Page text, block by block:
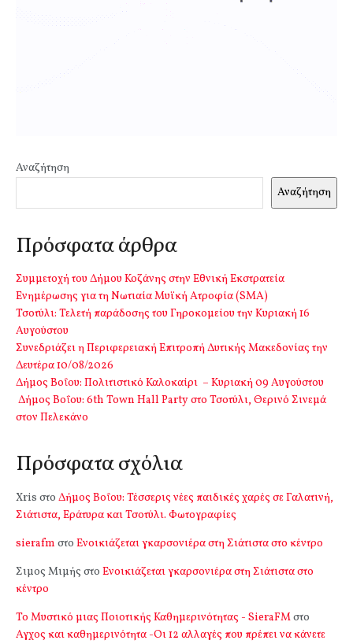
Αναζήτηση
Αναζήτηση
Πρόσφατα άρθρα
Συμμετοχή του Δήμου Κοζάνης στην Εθνική Εκστρατεία
Ενημέρωσης για τη Νωτιαία Μυϊκή Ατροφία (SMA)
Τσοτύλι: Τελετή παράδοσης του Γηροκομείου την Κυριακή 16
Αυγούστου
Συνεδριάζει η Περιφερειακή Επιτροπή Δυτικής Μακεδονίας την
Δευτέρα 10/08/2026
Δήμος Βοΐου: Πολιτιστικό Καλοκαίρι – Κυριακή 09 Αυγούστου
Δήμος Βοΐου: 6th Town Hall Party στο Τσοτύλι, Θερινό Σινεμά
στον Πελεκάνο
Πρόσφατα σχόλια
Xris στο Δήμος Βοΐου: Τέσσερις νέες παιδικές χαρές σε Γαλατινή,
Σιάτιστα, Εράτυρα και Τσοτύλι. Φωτογραφίες
sierafm στο Ενοικιάζεται γκαρσονιέρα στη Σιάτιστα στο κέντρο
Σιμος Μιμής στο Ενοικιάζεται γκαρσονιέρα στη Σιάτιστα στο
κέντρο
Το Μυστικό μιας Ποιοτικής Καθημερινότητας - SieraFMστο
Αγχος και καθημερινότητα -Οι 12 αλλαγές που πρέπει να κάνετε